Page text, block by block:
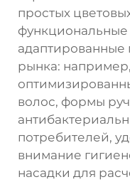
простых
адаптированные
рынка:
волос, формы
потребителей,
внимание
насадки для